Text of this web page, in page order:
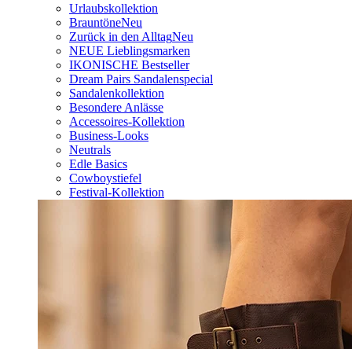
Urlaubskollektion
BrauntöneNeu
Zurück in den AlltagNeu
NEUE Lieblingsmarken
IKONISCHE Bestseller
Dream Pairs Sandalenspecial
Sandalenkollektion
Besondere Anlässe
Accessoires-Kollektion
Business-Looks
Neutrals
Edle Basics
Cowboystiefel
Festival-Kollektion